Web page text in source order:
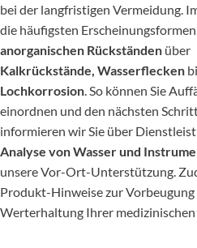
bei der langfristigen Vermeidung.
die häufigsten
anorganischen Rückständen über
Kalkrückstände, Wasserflecken
Lochkorrosion . So können Sie
einordnen und den nächsten
informieren wir Sie über
Analyse von Wasser und
unsere Vor-Ort-Unterstützung.
Produkt-Hinweise zur
Werterhaltung Ihrer